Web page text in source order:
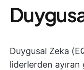
Duygusal Zeka
liderlerden